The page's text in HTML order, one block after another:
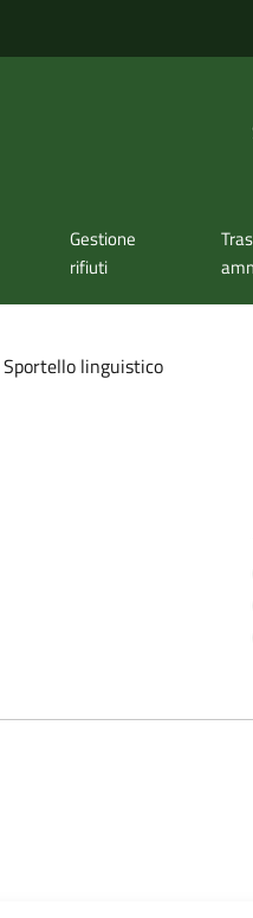
Gestione
rifiuti
Sportello linguistico